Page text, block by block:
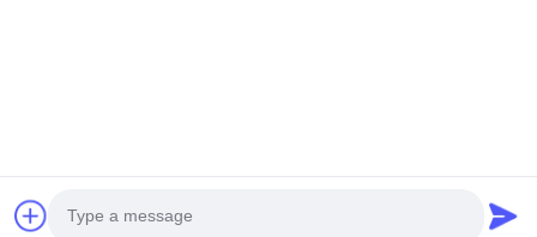
© 2026 Foshan Pengdong Aluminum Co., Ltd.. All Rights Reserved.